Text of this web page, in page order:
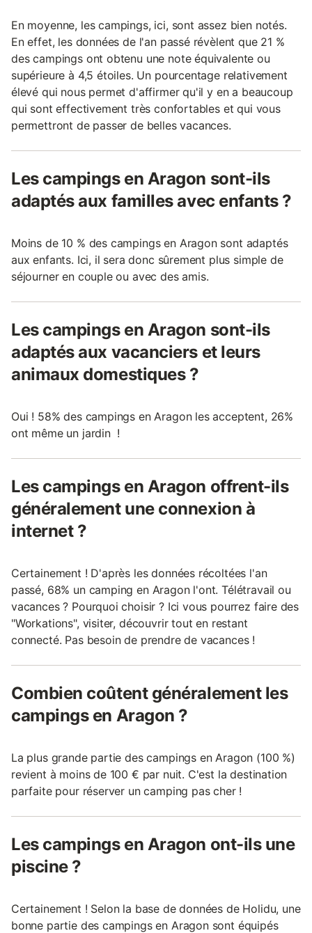
En moyenne, les campings, ici, sont assez bien notés.
En effet, les données de l'an passé révèlent que 21 %
des campings ont obtenu une note équivalente ou
supérieure à 4,5 étoiles. Un pourcentage relativement
élevé qui nous permet d'affirmer qu'il y en a beaucoup
qui sont effectivement très confortables et qui vous
permettront de passer de belles vacances.
Les campings en Aragon sont-ils
adaptés aux familles avec enfants ?
Moins de 10 % des campings en Aragon sont adaptés
aux enfants. Ici, il sera donc sûrement plus simple de
séjourner en couple ou avec des amis.
Les campings en Aragon sont-ils
adaptés aux vacanciers et leurs
animaux domestiques ?
Oui ! 58% des campings en Aragon les acceptent, 26%
ont même un jardin !
Les campings en Aragon offrent-ils
généralement une connexion à
internet ?
Certainement ! D'après les données récoltées l'an
passé, 68% un camping en Aragon l'ont. Télétravail ou
vacances ? Pourquoi choisir ? Ici vous pourrez faire des
"Workations", visiter, découvrir tout en restant
connecté. Pas besoin de prendre de vacances !
Combien coûtent généralement les
campings en Aragon ?
La plus grande partie des campings en Aragon (100 %)
revient à moins de 100 € par nuit. C'est la destination
parfaite pour réserver un camping pas cher !
Les campings en Aragon ont-ils une
piscine ?
Certainement ! Selon la base de données de Holidu, une
bonne partie des campings en Aragon sont équipés